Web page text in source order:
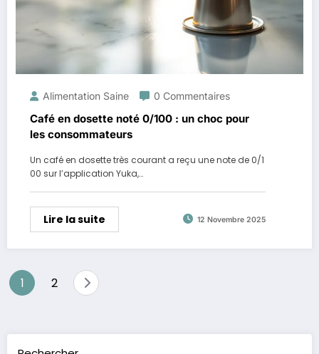
Alimentation Saine 0 Commentaires
Café en dosette noté 0/100 : un choc pour
les consommateurs
Un café en dosette très courant a reçu une note de 0/1
00 sur l’application Yuka,…
Lire la suite 12 Novembre 2025
Pagination
1 2